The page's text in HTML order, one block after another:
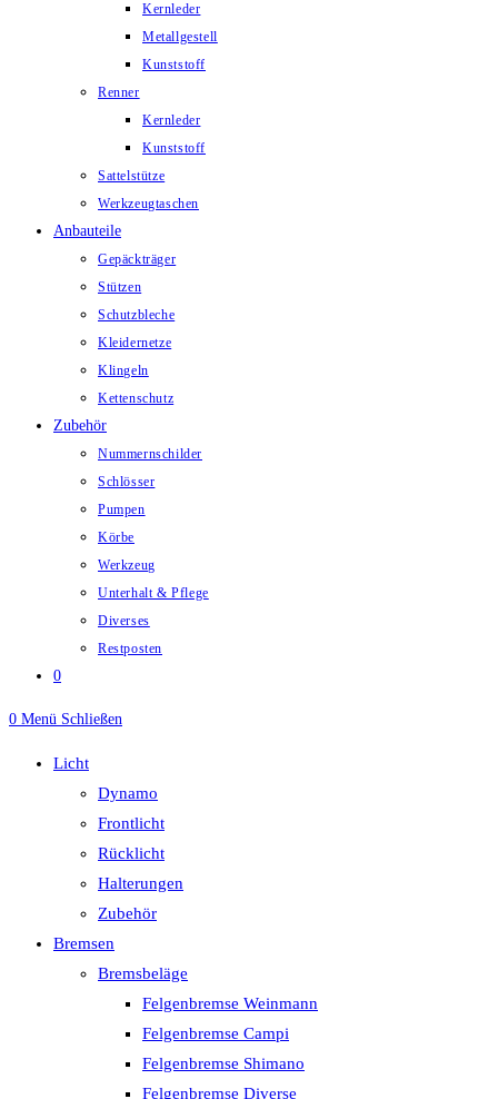
Kernleder
Metallgestell
Kunststoff
Renner
Kernleder
Kunststoff
Sattelstütze
Werkzeugtaschen
Anbauteile
Gepäckträger
Stützen
Schutzbleche
Kleidernetze
Klingeln
Kettenschutz
Zubehör
Nummernschilder
Schlösser
Pumpen
Körbe
Werkzeug
Unterhalt & Pflege
Diverses
Restposten
0
0 Menü Schließen
Licht
Dynamo
Frontlicht
Rücklicht
Halterungen
Zubehör
Bremsen
Bremsbeläge
Felgenbremse Weinmann
Felgenbremse Campi
Felgenbremse Shimano
Felgenbremse Diverse